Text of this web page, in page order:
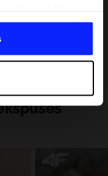
pakalpojumus. Ar
personas datus
kadā tiek rādīta
risinajumus
var atrast